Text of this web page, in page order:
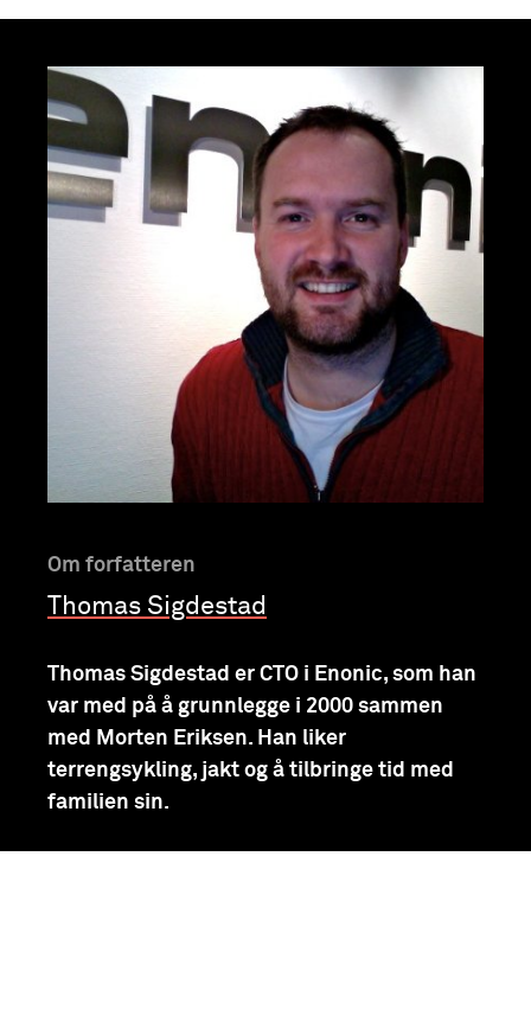
Om forfatteren
Thomas Sigdestad
Thomas Sigdestad er CTO i Enonic, som han
var med på å grunnlegge i 2000 sammen
med Morten Eriksen. Han liker
terrengsykling, jakt og å tilbringe tid med
familien sin.